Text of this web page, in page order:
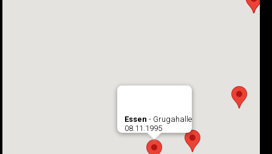
Essen - Grugahalle
08.11.1995